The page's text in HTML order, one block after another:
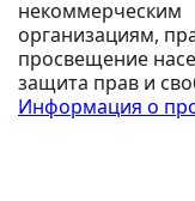
некоммерческим
организациям,
просвещение
защита прав и
Информация о